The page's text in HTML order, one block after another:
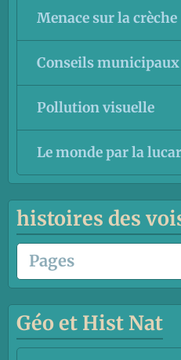
Menace sur la crèche
Conseils municipaux
Pollution visuelle
Le monde par la
histoires des
Géo et Hist Nat